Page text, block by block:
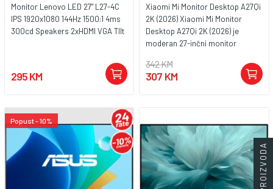
Monitor Lenovo LED 27" L27-4C
IPS 1920x1080 144Hz 1500:1 4ms
300cd Speakers 2xHDMI VGA TIlt
295 KM
Xiaomi Mi Monitor Desktop A27Qi
2K (2026) Xiaomi Mi Monitor
Desktop A27Qi 2K (2026) je
moderan 27-inčni monitor
multimediju, dizajn i svakodnevnu
upotrebu. Sa 2K QHD
ugodno korisničko iskustvo.
Ključne karakteristike:
Ekran:Monitor ima 27" IPS ekran
rezolucije 2560 x 1440, što
omogućava jasan i detaljan
342 KM
307 KM
Popust - 10%